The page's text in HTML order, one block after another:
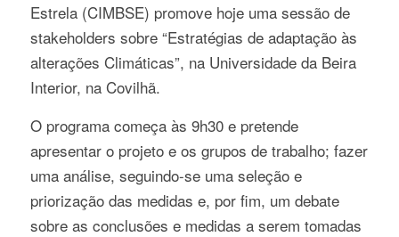
Estrela (CIMBSE) promove hoje uma sessão de
stakeholders sobre “Estratégias de adaptação às
alterações Climáticas”, na Universidade da Beira
Interior, na Covilhã.
O programa começa às 9h30 e pretende
apresentar o projeto e os grupos de trabalho; fazer
uma análise, seguindo-se uma seleção e
priorização das medidas e, por fim, um debate
sobre as conclusões e medidas a serem tomadas